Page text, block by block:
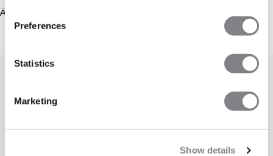
Preferences
Statistics
Marketing
Show details
Ähnliche Produkte